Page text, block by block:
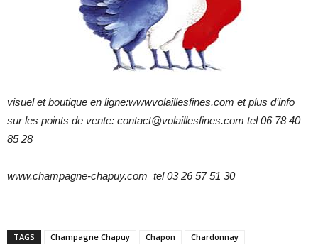
visuel et boutique en ligne:wwwvolaillesfines.com et plus d’info
sur les points de vente: contact@volaillesfines.com tel 06 78 40
85 28
www.champagne-chapuy.com tel 03 26 57 51 30
TAGS Champagne Chapuy Chapon
Chardonnay